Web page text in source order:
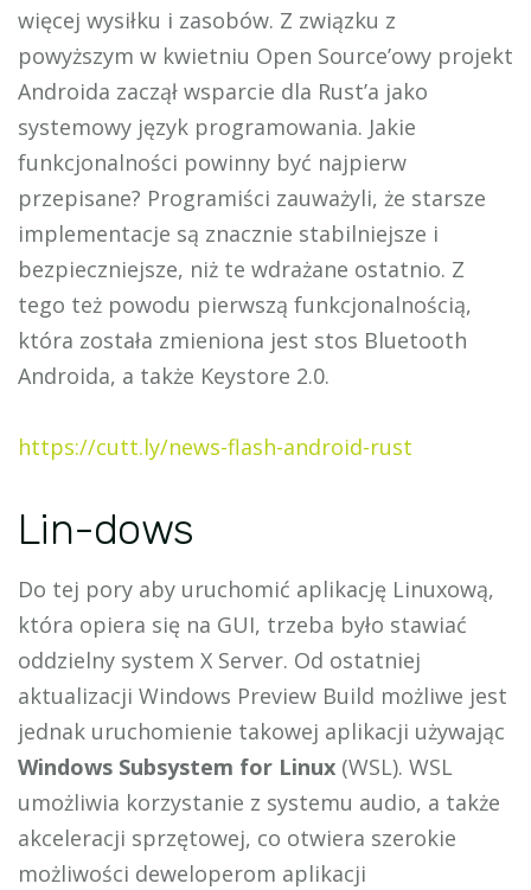
więcej wysiłku i zasobów. Z związku z
powyższym w kwietniu Open Source’owy projekt
Androida zaczął wsparcie dla Rust’a jako
systemowy język programowania. Jakie
funkcjonalności powinny być najpierw
przepisane? Programiści zauważyli, że starsze
implementacje są znacznie stabilniejsze i
bezpieczniejsze, niż te wdrażane ostatnio. Z
tego też powodu pierwszą funkcjonalnością,
która została zmieniona jest stos Bluetooth
Androida, a także Keystore 2.0.
https://cutt.ly/news-flash-android-rust
Lin-dows
Do tej pory aby uruchomić aplikację Linuxową,
która opiera się na GUI, trzeba było stawiać
oddzielny system X Server. Od ostatniej
aktualizacji Windows Preview Build możliwe jest
jednak uruchomienie takowej aplikacji używając
Windows Subsystem for Linux (WSL). WSL
umożliwia korzystanie z systemu audio, a także
akceleracji sprzętowej, co otwiera szerokie
możliwości deweloperom aplikacji